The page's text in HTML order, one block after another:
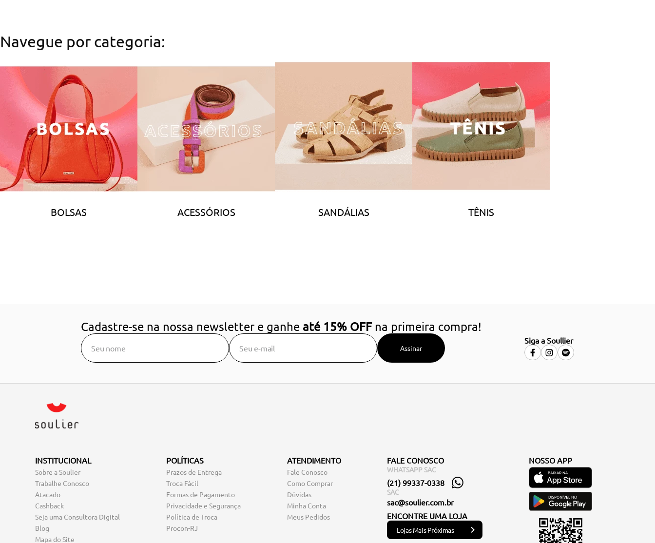
Navegue por categoria:
BOLSAS ACESSÓRIOS SANDÁLIAS TÊNIS
Cadastre-se na nossa newsletter e ganhe até 15% OFFna primeira compra!
Assinar
Siga a Soullier
INSTITUCIONAL
Sobre a Soulier
Trabalhe Conosco
Atacado
Cashback
Seja uma Consultora Digital
Blog
Mapa do Site
POLÍTICAS
Prazos de Entrega
Troca Fácil
Formas de Pagamento
Privacidade e Segurança
Política de Troca
Procon-RJ
ATENDIMENTO
Fale Conosco
Como Comprar
Dúvidas
Minha Conta
Meus Pedidos
FALE CONOSCO
WHATSAPP SAC
(21) 99337-0338
SAC
sac@soulier.com.br
ENCONTRE UMA LOJA
Lojas Mais Próximas
NOSSO APP